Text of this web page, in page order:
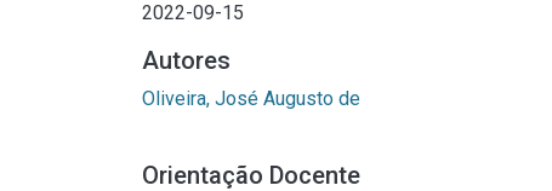
2022-09-15
Autores
Oliveira, José Augusto de
Orientação Docente